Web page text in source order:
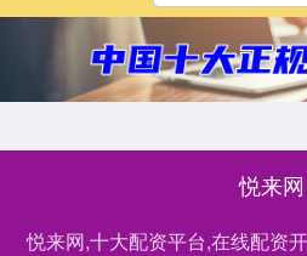
悦来网
悦来网,十大配资平台,在线配资